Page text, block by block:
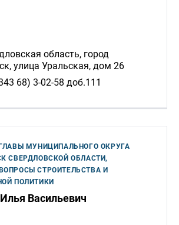
область, город
улица Уральская, дом 26
68) 3-02-58 доб.111
МУНИЦИПАЛЬНОГО ОКРУГА
СВЕРДЛОВСКОЙ ОБЛАСТИ,
СТРОИТЕЛЬСТВА И
ПОЛИТИКИ
Васильевич